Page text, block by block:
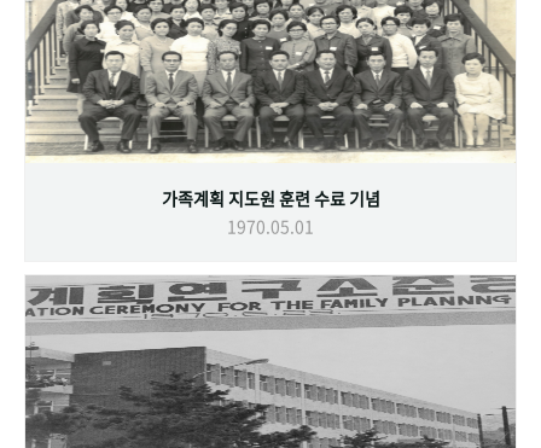
가족계획 지도원 훈련 수료 기념
1970.05.01